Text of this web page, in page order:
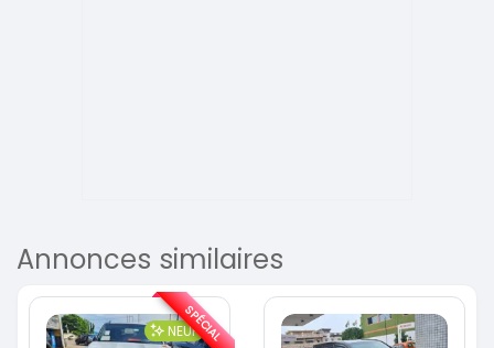
Annonces similaires
NEUFSPÉCIAL